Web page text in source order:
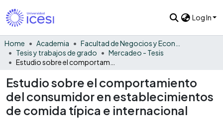
Log In
Home Academia
Tesis y trabajos de grado
Mercadeo - Tesis
Estudio sobre el comportamiento
del consumidor en establecimientos
de comida típica e internacional